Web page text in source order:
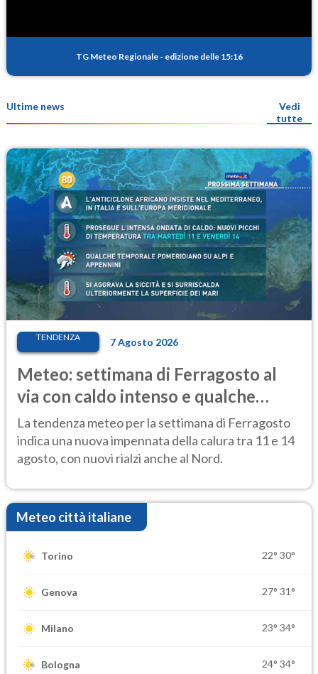
TG Meteo Regionale - edizione delle 15:16
Ultime news
Vedi
tutte
TENDENZA 7 Agosto 2026
Meteo: settimana di Ferragosto al
via con caldo intenso e qualche
temporale
La tendenza meteo per la settimana di Ferragosto
indica una nuova impennata della calura tra 11 e 14
agosto, con nuovi rialzi anche al Nord.
Meteo città italiane
Torino 22° 30°
Genova 27° 31°
Milano 23° 34°
Bologna 24° 34°